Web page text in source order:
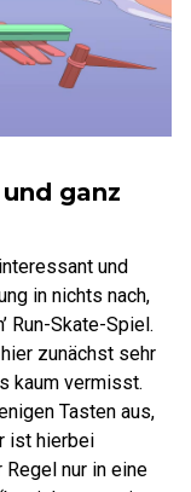
ganz
und
in nichts nach,
Run-Skate-Spiel.
zunächst sehr
kaum vermisst.
Tasten aus,
ist hierbei
nur in eine